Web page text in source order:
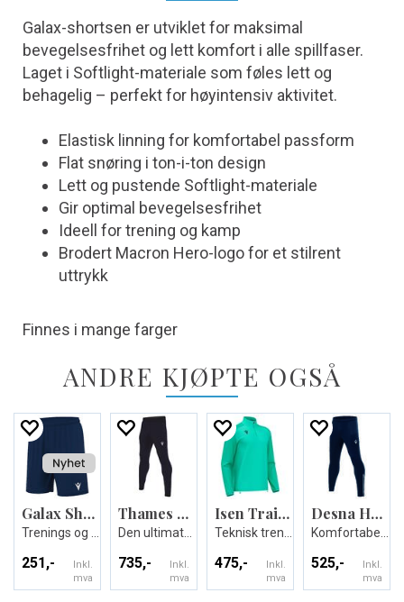
Galax-shortsen er utviklet for maksimal
bevegelsesfrihet og lett komfort i alle spillfaser.
Laget i Softlight-materiale som føles lett og
behagelig – perfekt for høyintensiv aktivitet.
Elastisk linning for komfortabel passform
Flat snøring i ton-i-ton design
Lett og pustende Softlight-materiale
Gir optimal bevegelsesfrihet
Ideell for trening og kamp
Brodert Macron Hero-logo for et stilrent
uttrykk
Finnes i mange farger
ANDRE KJØPTE OGSÅ
Galax Shorts
251,-
Inkl.
mva
Thames Hero Pant
Den ultimate treningsbuksen - Unisex
735,-
Inkl.
mva
Isen Training 1/4 Zip Top
475,-
Inkl.
mva
Desna Hero Pant
525,-
Inkl.
mva